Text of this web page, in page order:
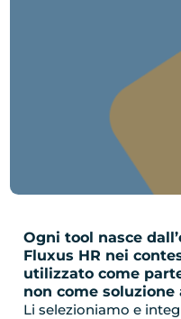
Ogni tool nasce
Fluxus HR nei
utilizzato come
non come soluzione
Li selezioniamo e